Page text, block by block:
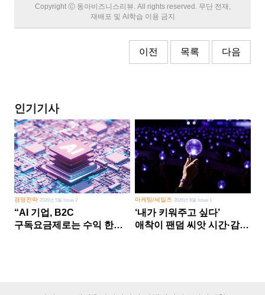
Copyright Ⓒ 동아비즈니스리뷰. All rights reserved. 무단 전재,
재배포 및 AI학습 이용 금지
이전 목록 다음
인기기사
경영전략 2026년 5월 Issue 2
“AI 기업, B2C
구독요금제로는 수익 한계
마케팅/세일즈 2026년 8월 Issue 1
‘내가 키워주고 싶다’
애착이 팬덤 씨앗 시간·감정